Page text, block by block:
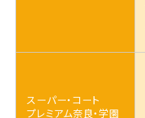
スーパー・コート
プレミアム奈良・学園